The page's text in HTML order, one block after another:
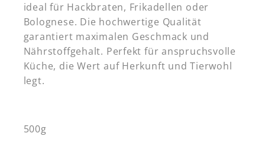
ideal für Hackbraten, Frikadellen oder
Bolognese. Die hochwertige Qualität
garantiert maximalen Geschmack und
Nährstoffgehalt. Perfekt für anspruchsvolle
Küche, die Wert auf Herkunft und Tierwohl
legt.
500g